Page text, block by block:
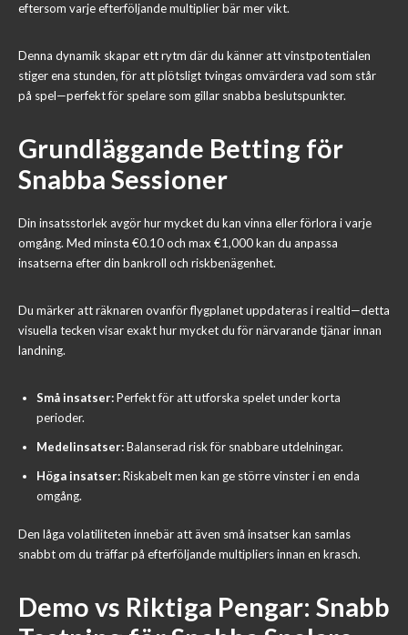
eftersom varje efterföljande multiplier bär mer vikt.
Denna dynamik skapar ett rytm där du känner att vinstpotentialen
stiger ena stunden, för att plötsligt tvingas omvärdera vad som står
på spel—perfekt för spelare som gillar snabba beslutspunkter.
Grundläggande Betting för
Snabba Sessioner
Din insatsstorlek avgör hur mycket du kan vinna eller förlora i varje
omgång. Med minsta €0.10 och max €1,000 kan du anpassa
insatserna efter din bankroll och riskbenägenhet.
Du märker att räknaren ovanför flygplanet uppdateras i realtid—detta
visuella tecken visar exakt hur mycket du för närvarande tjänar innan
landning.
Små insatser:Perfekt för att utforska spelet under korta
perioder.
Medelinsatser:Balanserad risk för snabbare utdelningar.
Höga insatser:Riskabelt men kan ge större vinster i en enda
omgång.
Den låga volatiliteten innebär att även små insatser kan samlas
snabbt om du träffar på efterföljande multipliers innan en krasch.
Demo vs Riktiga Pengar: Snabb